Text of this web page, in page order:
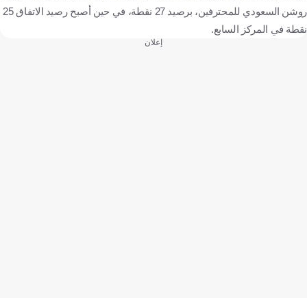
روشن السعودي للمحترفين، برصيد 27 نقطة، في حين أصبح رصيد الاتفاق 25
نقطة في المركز السابع.
إعلان